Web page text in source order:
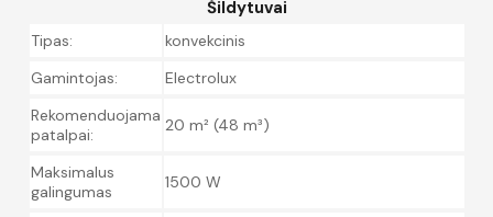
Šildytuvai
Tipas:
konvekcinis
Gamintojas:
Electrolux
Rekomenduojama
patalpai:
20 m² (48 m³)
Maksimalus
galingumas
1500 W